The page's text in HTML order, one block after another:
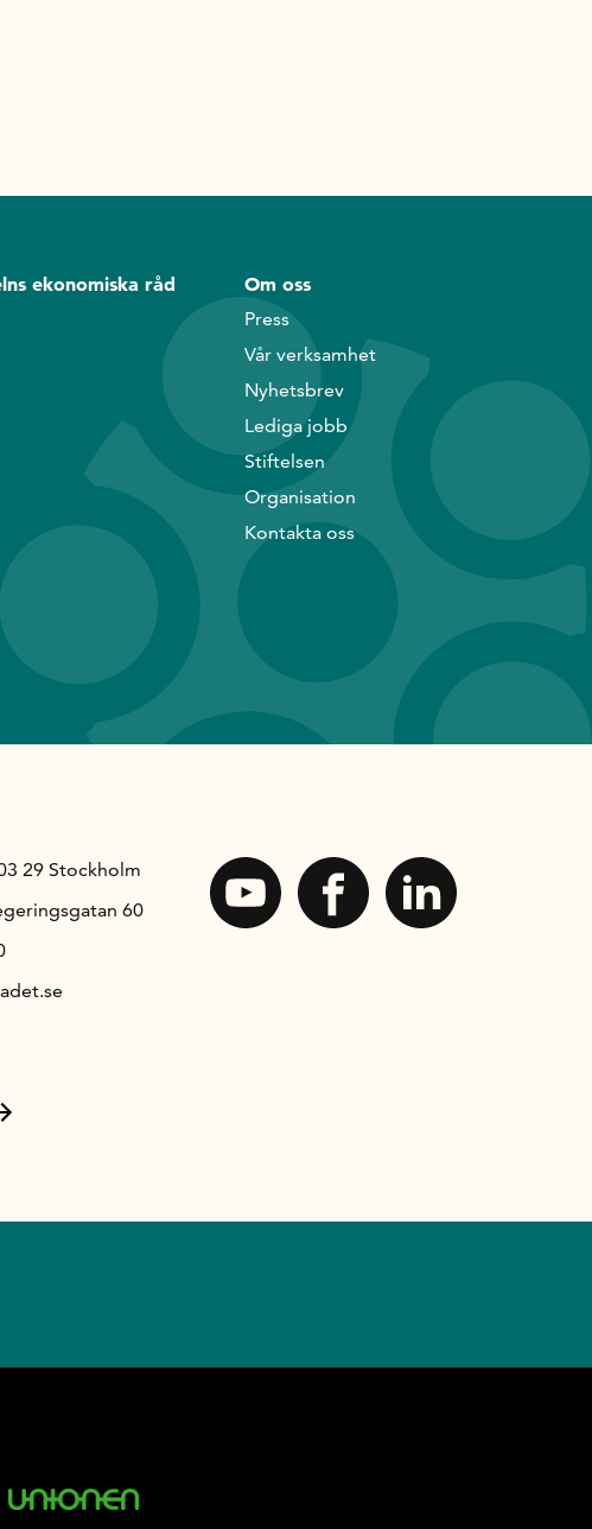
ekonomiska råd Om oss
Press
Vår verksamhet
Nyhetsbrev
Lediga jobb
Stiftelsen
Organisation
Kontakta oss
29 Stockholm
60